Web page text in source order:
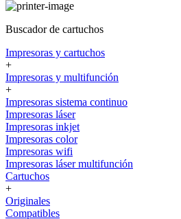
Buscador de cartuchos
Impresoras y cartuchos
+
Impresoras y multifunción
+
Impresoras sistema continuo
Impresoras láser
Impresoras inkjet
Impresoras color
Impresoras wifi
Impresoras láser multifunción
Cartuchos
+
Originales
Compatibles